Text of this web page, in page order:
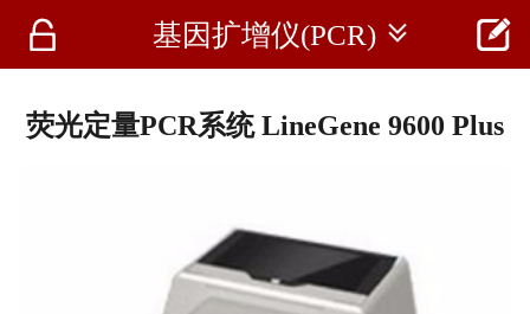
 首页
 基因扩增仪(PCR)  
荧光定量PCR系统 LineGene 9600 Plus